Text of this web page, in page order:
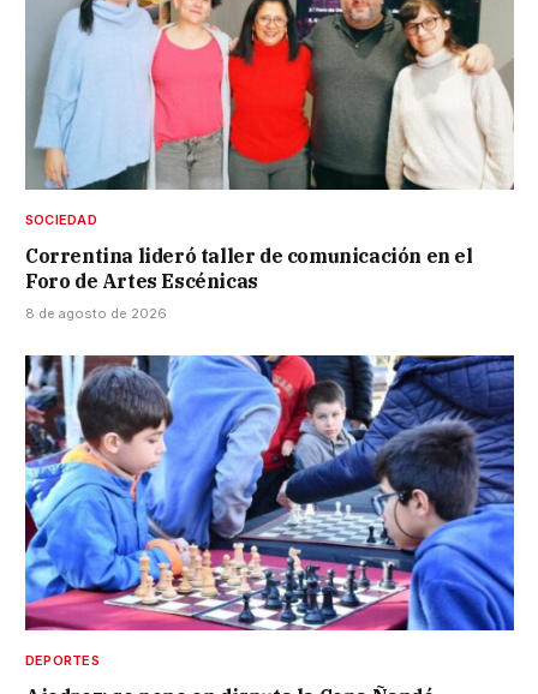
SOCIEDAD
Correntina lideró taller de comunicación en el
Foro de Artes Escénicas
8 de agosto de 2026
DEPORTES